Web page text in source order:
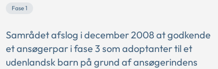
Fase 1
Samrådet afslog i december 2008 at godkende
et ansøgerpar i fase 3 som adoptanter til et
udenlandsk barn på grund af ansøgerindens